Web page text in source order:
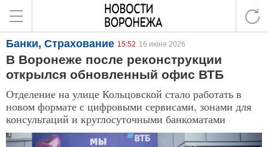
Банки, Страхование 15:52 16 июня 2026
В Воронеже после реконструкции
открылся обновленный офис ВТБ
Отделение на улице Кольцовской стало работать в
новом формате с цифровыми сервисами, зонами для
консультаций и круглосуточными банкоматами